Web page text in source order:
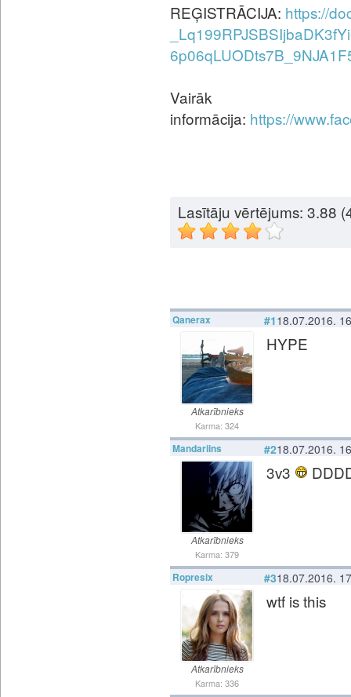
REĢISTRĀCIJA: https://
Vairāk
informācija: https://
Lasītāju vērtējums: 3.88
Qanerax
Atkarībnieks
Karma: 324
#118.07.2016.
HYPE
Mandariins
Atkarībnieks
Karma: 379
#218.07.2016.
3v3
Ropresix
Atkarībnieks
Karma: 336
#318.07.2016.
wtf is this